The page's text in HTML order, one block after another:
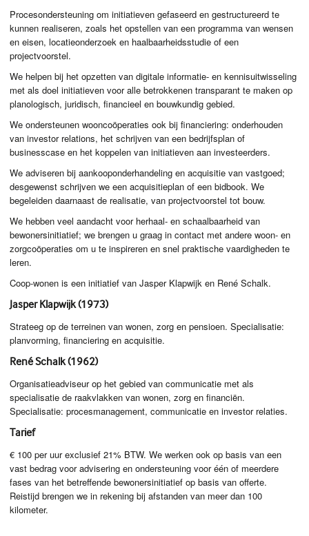
Procesondersteuning om initiatieven gefaseerd en gestructureerd te
kunnen realiseren, zoals het opstellen van een programma van wensen
en eisen, locatieonderzoek en haalbaarheidsstudie of een
projectvoorstel.
We helpen bij het opzetten van digitale informatie- en kennisuitwisseling
met als doel initiatieven voor alle betrokkenen transparant te maken op
planologisch, juridisch, financieel en bouwkundig gebied.
We ondersteunen wooncoöperaties ook bij financiering: onderhouden
van investor relations, het schrijven van een bedrijfsplan of
businesscase en het koppelen van initiatieven aan investeerders.
We adviseren bij aankooponderhandeling en acquisitie van vastgoed;
desgewenst schrijven we een acquisitieplan of een bidbook. We
begeleiden daarnaast de realisatie, van projectvoorstel tot bouw.
We hebben veel aandacht voor herhaal- en schaalbaarheid van
bewonersinitiatief; we brengen u graag in contact met andere woon- en
zorgcoöperaties om u te inspireren en snel praktische vaardigheden te
leren.
Coop-wonen is een initiatief van Jasper Klapwijk en René Schalk.
Jasper Klapwijk (1973)
Strateeg op de terreinen van wonen, zorg en pensioen. Specialisatie:
planvorming, financiering en acquisitie.
René Schalk (1962)
Organisatieadviseur op het gebied van communicatie met als
specialisatie de raakvlakken van wonen, zorg en financiën.
Specialisatie: procesmanagement, communicatie en investor relaties.
Tarief
€ 100 per uur exclusief 21% BTW. We werken ook op basis van een
vast bedrag voor advisering en ondersteuning voor één of meerdere
fases van het betreffende bewonersinitiatief op basis van offerte.
Reistijd brengen we in rekening bij afstanden van meer dan 100
kilometer.